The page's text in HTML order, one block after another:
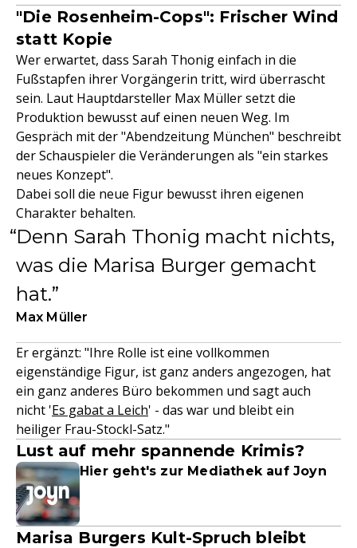
"Die Rosenheim-Cops": Frischer Wind
statt Kopie
Wer erwartet, dass Sarah Thonig einfach in die
Fußstapfen ihrer Vorgängerin tritt, wird überrascht
sein. Laut Hauptdarsteller Max Müller setzt die
Produktion bewusst auf einen neuen Weg. Im
Gespräch mit der "Abendzeitung München" beschreibt
der Schauspieler die Veränderungen als "ein starkes
neues Konzept".
Dabei soll die neue Figur bewusst ihren eigenen
Charakter behalten.
Denn Sarah Thonig macht nichts,
was die Marisa Burger gemacht
hat.
Max Müller
Er ergänzt: "Ihre Rolle ist eine vollkommen
eigenständige Figur, ist ganz anders angezogen, hat
ein ganz anderes Büro bekommen und sagt auch
nicht 'Es gabat a Leich' - das war und bleibt ein
heiliger Frau-Stockl-Satz."
Lust auf mehr spannende Krimis?
Hier geht's zur Mediathek auf Joyn
Marisa Burgers Kult-Spruch bleibt